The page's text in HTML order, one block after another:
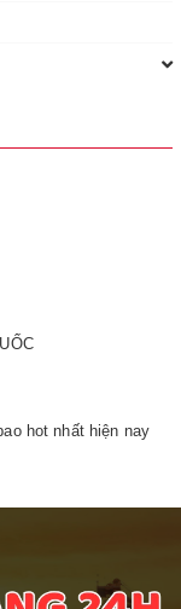
hot nhất hiện nay